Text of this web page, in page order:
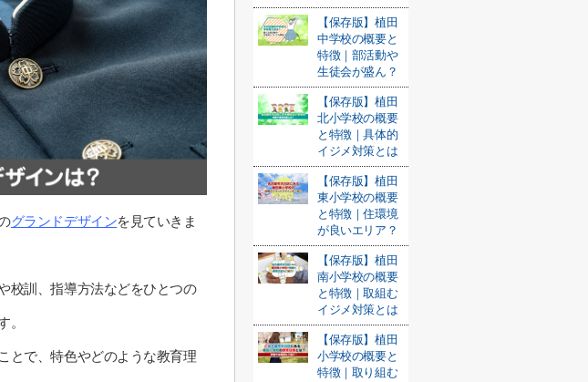
グランドデザインを見ていきま
校訓、指導方法などをひとつの
。
とで、特色やどのような教育理
【保存版】植田
中学校の概要と
特徴｜部活動や
生徒会が盛ん？
【保存版】植田
北小学校の概要
と特徴｜具体的
イジメ対策とは
【保存版】植田
東小学校の概要
と特徴｜住環境
が良いエリア？
【保存版】植田
南小学校の概要
と特徴｜取組む
イジメ対策とは
【保存版】植田
小学校の概要と
特徴｜取り組む